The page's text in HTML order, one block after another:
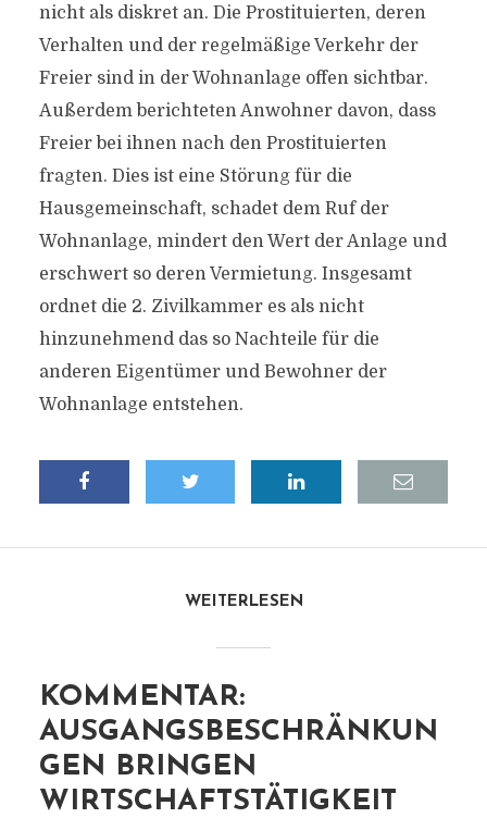
nicht als diskret an. Die Prostituierten, deren
Verhalten und der regelmäßige Verkehr der
Freier sind in der Wohnanlage offen sichtbar.
Außerdem berichteten Anwohner davon, dass
Freier bei ihnen nach den Prostituierten
fragten. Dies ist eine Störung für die
Hausgemeinschaft, schadet dem Ruf der
Wohnanlage, mindert den Wert der Anlage und
erschwert so deren Vermietung. Insgesamt
ordnet die 2. Zivilkammer es als nicht
hinzunehmend das so Nachteile für die
anderen Eigentümer und Bewohner der
Wohnanlage entstehen.
WEITERLESEN
KOMMENTAR:
AUSGANGSBESCHRÄNKUN
GEN BRINGEN
WIRTSCHAFTSTÄTIGKEIT